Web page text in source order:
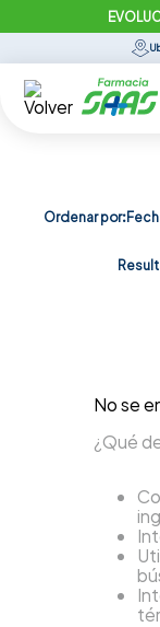
Ordenar por
No se
¿Qué